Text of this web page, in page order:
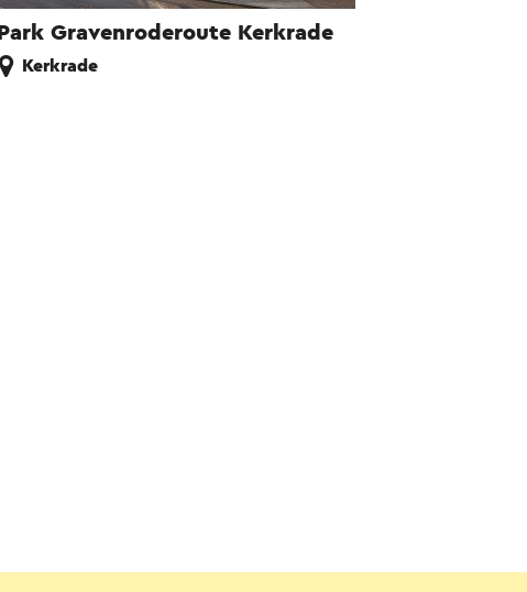
Park Gravenroderoute Kerkrade
Kerkrade